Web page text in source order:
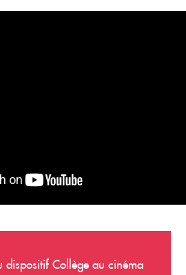
dispositif Collège au cinéma